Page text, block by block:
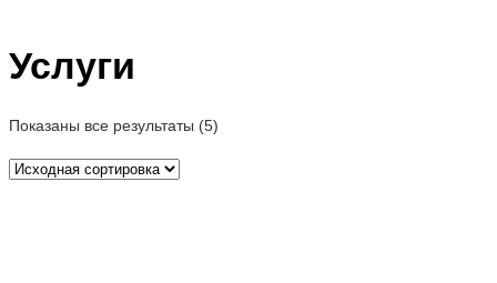
Услуги
Показаны все результаты (5)